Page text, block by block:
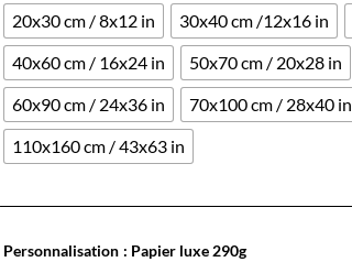
20x30 cm / 8x12 in 30x40 cm /12x16 in
40x60 cm / 16x24 in
50x70 cm / 20x28 in
60x90 cm / 24x36 in
70x100 cm / 28x40 in
110x160 cm / 43x63 in
Personnalisation : Papier luxe 290g